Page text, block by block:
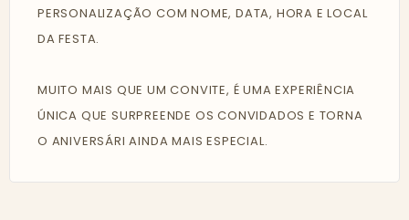
PERSONALIZAÇÃO COM NOME, DATA, HORA E LOCAL
DA FESTA.
MUITO MAIS QUE UM CONVITE, É UMA EXPERIÊNCIA
ÚNICA QUE SURPREENDE OS CONVIDADOS E TORNA
O ANIVERSÁRI AINDA MAIS ESPECIAL.